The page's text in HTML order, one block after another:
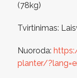
(78kg)
Tvirtinimas:
Nuoroda:
planter/